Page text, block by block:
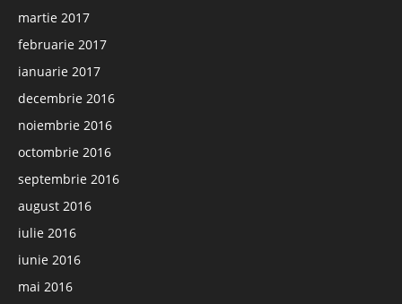
martie 2017
februarie 2017
ianuarie 2017
decembrie 2016
noiembrie 2016
octombrie 2016
septembrie 2016
august 2016
iulie 2016
iunie 2016
mai 2016